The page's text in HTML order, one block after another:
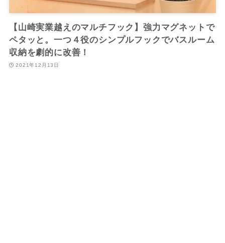
【山崎実業越えのマルチフック】強力マグネットで
ペタッと。一つ４役のシンプルフックでバスルーム
収納を劇的に改善！
2021年12月13日